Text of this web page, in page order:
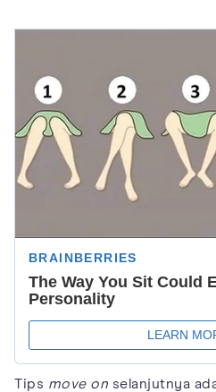
Tips move on selanjutnya